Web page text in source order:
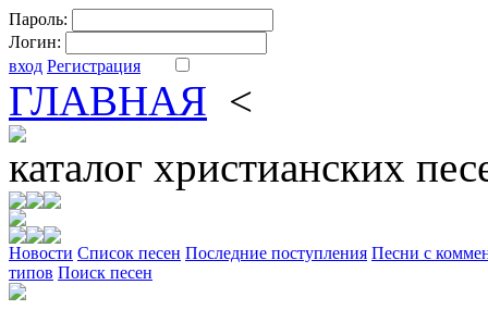
Пароль:
Логин:
вход Регистрация
ГЛАВНАЯ <
каталог христианских
Новости Cписок песен Последние поступления Песни с
типов Поиск песен